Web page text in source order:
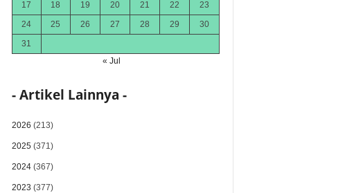
17
18 19 20 21 22
23
24
25 26 27 28 29
30
31
« Jul
- Artikel Lainnya -
2026 (213)
2025(371)
2024(367)
2023 (377)